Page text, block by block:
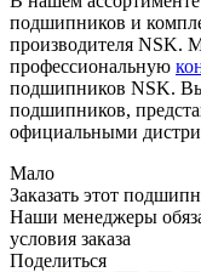
подшипников и
производителя NSK.
профессиональную
подшипников NSK.
подшипников,
официальными
Мало
Заказать этот
Наши менеджеры
условия заказа
Поделиться